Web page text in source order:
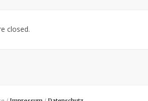
closed.